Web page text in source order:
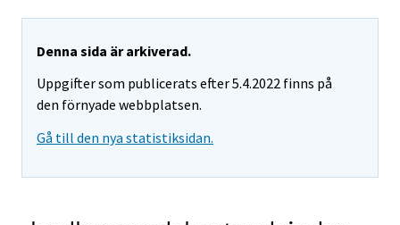
Denna sida är arkiverad.
Uppgifter som publicerats efter 5.4.2022 finns på
den förnyade webbplatsen.
Gå till den nya statistiksidan.